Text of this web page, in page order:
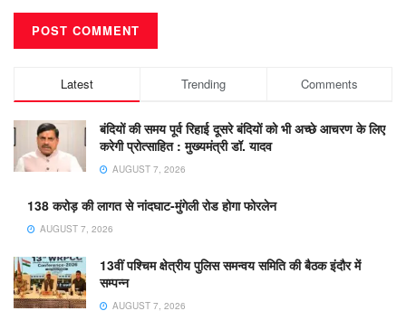
Latest Trending Comments
बंदियों की समय पूर्व रिहाई दूसरे बंदियों को भी अच्छे आचरण के लिए
करेगी प्रोत्साहित : मुख्यमंत्री डॉ. यादव
AUGUST 7, 2026
138 करोड़ की लागत से नांदघाट-मुंगेली रोड होगा फोरलेन
AUGUST 7, 2026
13वीं पश्चिम क्षेत्रीय पुलिस समन्वय समिति की बैठक इंदौर में
सम्पन्न
AUGUST 7, 2026